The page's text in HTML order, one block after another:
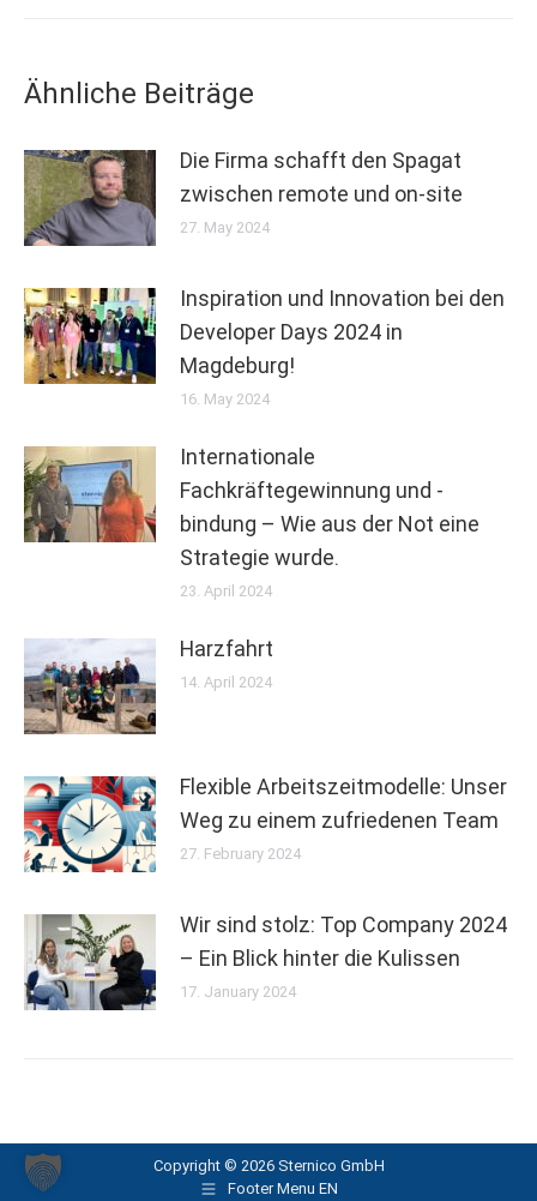
Ähnliche Beiträge
Die Firma schafft den Spagat
zwischen remote und on-site
27. May 2024
Inspiration und Innovation bei den
Developer Days 2024 in
Magdeburg!
16. May 2024
Internationale
Fachkräftegewinnung und -
bindung – Wie aus der Not eine
Strategie wurde.
23. April 2024
Harzfahrt
14. April 2024
Flexible Arbeitszeitmodelle: Unser
Weg zu einem zufriedenen Team
27. February 2024
Wir sind stolz: Top Company 2024
– Ein Blick hinter die Kulissen
17. January 2024
Copyright © 2026 Sternico GmbH
Footer Menu EN